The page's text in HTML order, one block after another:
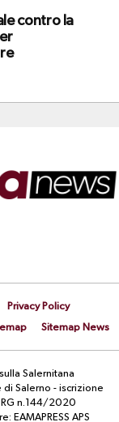
contro la
Privacy Policy
Sitemap News
Salernitana
di Salerno - iscrizione
n.144/2020
APS